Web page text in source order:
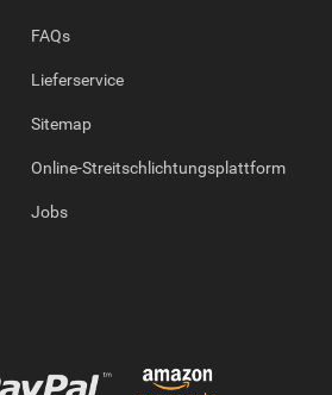
FAQs
Lieferservice
Sitemap
Online-Streitschlichtungsplattform
Jobs